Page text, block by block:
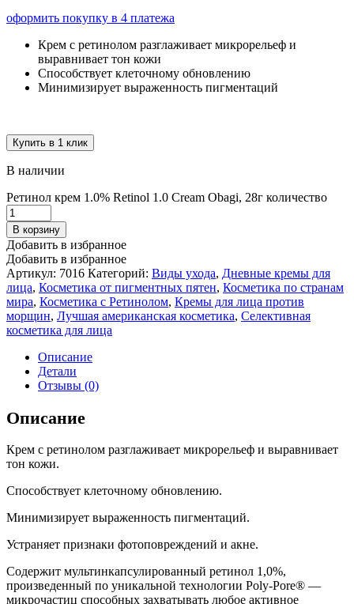
оформить покупку в 4 платежа
Крем с ретинолом разглаживает микрорельеф и
выравнивает тон кожи
Способствует клеточному обновлению
Минимизирует выраженность пигментаций
Купить в 1 клик
В наличии
Ретинол крем 1.0% Retinol 1.0 Cream Obagi, 28г количество
В корзину
Добавить в избранное
Добавить в избранное
Артикул: 7016 Категорий: Виды ухода, Дневные кремы для
лица, Косметика от пигментных пятен, Косметика по странам
мира, Косметика с Ретинолом, Кремы для лица против
морщин, Лучшая американская косметика, Селективная
косметика для лица
Описание
Детали
Отзывы (0)
Описание
Крем с ретинолом разглаживает микрорельеф и выравнивает
тон кожи.
Способствует клеточному обновлению.
Минимизирует выраженность пигментаций.
Устраняет признаки фотоповреждений и акне.
Содержит мультинкапсулированный ретинол 1,0%,
произведенный по уникальной технологии Poly-Pore® —
микрочастиц способных захватывать любое активное